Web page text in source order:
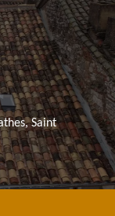
Saint